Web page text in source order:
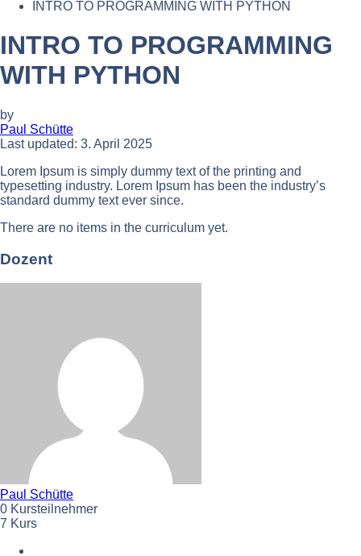
INTRO TO PROGRAMMING WITH PYTHON
INTRO TO PROGRAMMING
WITH PYTHON
by
Paul Schütte
Last updated: 3. April 2025
Lorem Ipsum is simply dummy text of the printing and
typesetting industry. Lorem Ipsum has been the industry’s
standard dummy text ever since.
There are no items in the curriculum yet.
Dozent
Paul Schütte
0 Kursteilnehmer
7 Kurs